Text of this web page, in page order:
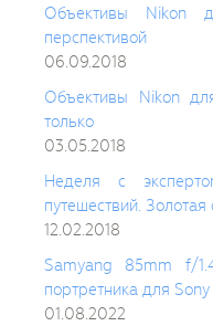
Объективы Nikon
перспективой
06.09.2018
Объективы Nikon
только
03.05.2018
Неделя с
путешествий.
12.02.2018
Samyang 85mm f/
портретника для Sony
01.08.2022